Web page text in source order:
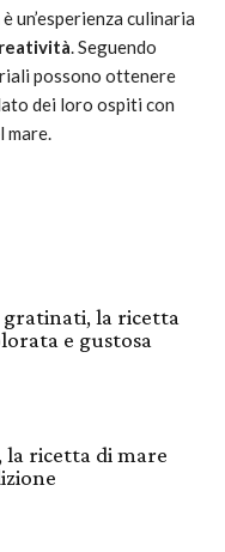
un’esperienza culinaria
. Seguendo
possono ottenere
dei loro ospiti con
mare.
la ricetta
e gustosa
la ricetta di mare